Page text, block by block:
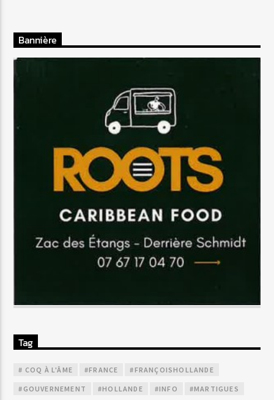
Bannière
Tag
# COQ À L'ÂME #FRANCE #FRANÇOISHOLLANDE
#GOUVERNEMENT #HOLLANDE #INFO #MARTIGUES